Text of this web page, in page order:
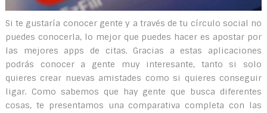
Si te gustaría conocer gente y a través de tu círculo social no
puedes conocerla, lo mejor que puedes hacer es apostar por
las mejores apps de citas. Gracias a estas aplicaciones
podrás conocer a gente muy interesante, tanto si solo
quieres crear nuevas amistades como si quieres conseguir
ligar. Como sabemos que hay gente que busca diferentes
cosas, te presentamos una comparativa completa con las